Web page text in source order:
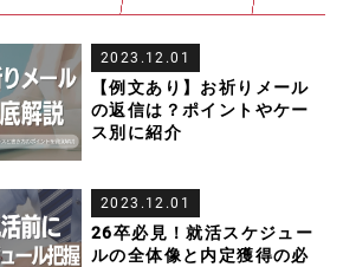
2023.12.01
【例文あり】お祈りメール
の返信は？ポイントやケー
ス別に紹介
2023.12.01
26卒必見！就活スケジュー
ルの全体像と内定獲得の必